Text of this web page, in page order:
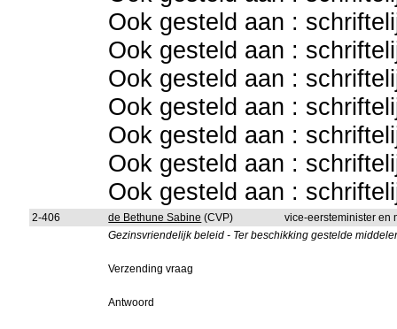
Ook gesteld aan :
Ook gesteld aan :
Ook gesteld aan :
Ook gesteld aan :
Ook gesteld aan :
Ook gesteld aan :
Ook gesteld aan :
2-406 de Bethune Sabine (CVP)
vice-eersteminister en
Gezinsvriendelijk beleid - Ter beschikking gestelde
Verzending vraag
Antwoord